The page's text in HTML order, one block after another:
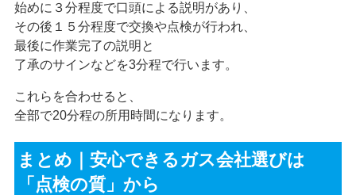
始めに３分程度で口頭による説明があり、
その後１５分程度で交換や点検が行われ、
最後に作業完了の説明と
了承のサインなどを3分程で行います。
これらを合わせると、
全部で20分程の所用時間になります。
まとめ｜安心できるガス会社選びは
「点検の質」から